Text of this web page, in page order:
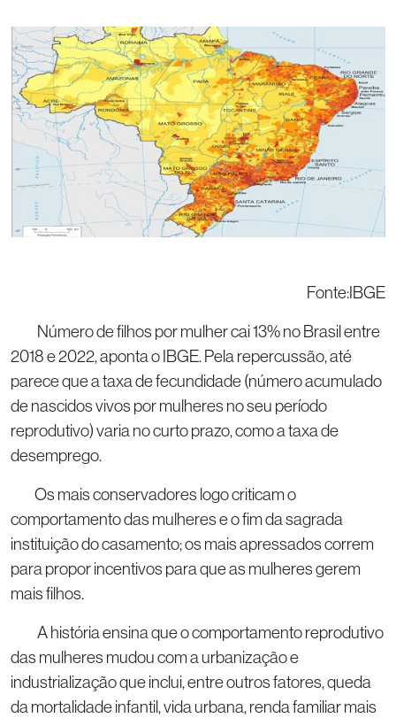
Fonte:IBGE
Número de filhos por mulher cai 13% no Brasil entre
2018 e 2022, aponta o IBGE. Pela repercussão, até
parece que a taxa de fecundidade (número acumulado
de nascidos vivos por mulheres no seu período
reprodutivo) varia no curto prazo, como a taxa de
desemprego.
Os mais conservadores logo criticam o
comportamento das mulheres e o fim da sagrada
instituição do casamento; os mais apressados correm
para propor incentivos para que as mulheres gerem
mais filhos.
A história ensina que o comportamento reprodutivo
das mulheres mudou com a urbanização e
industrialização que inclui, entre outros fatores, queda
da mortalidade infantil, vida urbana, renda familiar mais